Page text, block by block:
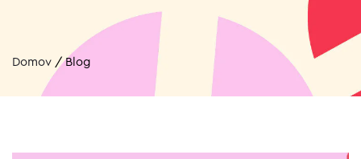
Domov /Blog